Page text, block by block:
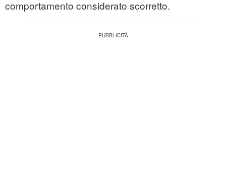
comportamento considerato scorretto.